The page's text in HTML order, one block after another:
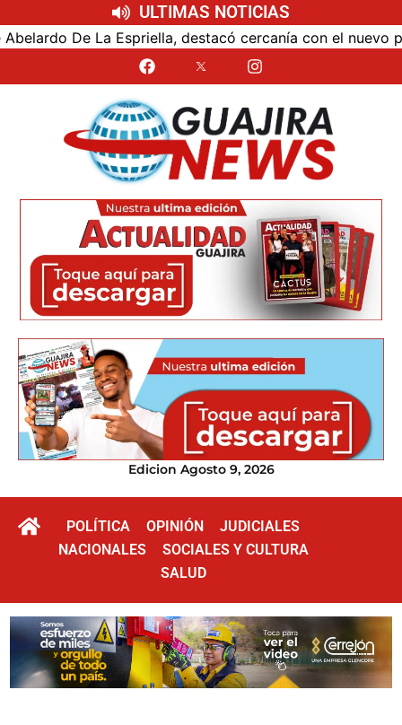
ULTIMAS NOTICIAS
De La Espriella, destacó cercanía con el nuevo
Edicion Agosto 9, 2026
POLÍTICA OPINIÓN
JUDICIALES
NACIONALES
SOCIALES Y CULTURA
SALUD